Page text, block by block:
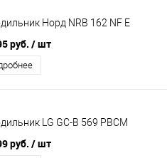
Норд NRB 162 NF E
руб. / шт
LG GC-B 569 PBCM
руб. / шт